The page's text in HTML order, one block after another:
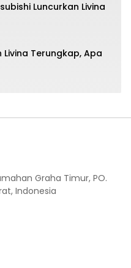
Luncurkan Livina
Livina Terungkap, Apa
Graha Timur, PO.
Indonesia